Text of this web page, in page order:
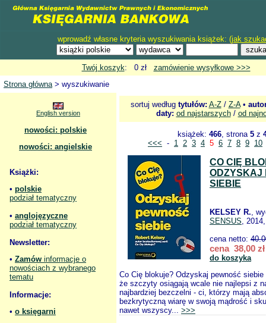
wprowadź własne kryteria wyszukiwania książek: (jak
Twój koszyk: 0 zł zamówienie wysyłkowe >>>
Strona główna> wyszukiwanie
English version
nowości: polskie
nowości: angielskie
Książki:
• polskie
podział tematyczny
• anglojęzyczne
podział tematyczny
Newsletter:
• Zamów informacje o
nowościach z wybranego
tematu
Informacje:
• o księgarni
sortuj według tytułów: A-Z/ Z-A•
daty: od najstarszych/ od
książek: 466, strona 5 z
<<< - 1 2 3 4 5 6 7 8 9 10
CO CIĘ
ODZYSKAJ
SIEBIE
KELSEY R.,
SENSUS,
cena netto:
cena 38,00 zł
do koszyka
Co Cię blokuje? Odzyskaj pewność
że szczyty osiągają wcale nie najlepsi z
najbardziej bezczelni - ci, którzy mają
bezkrytyczną wiarę w swoją mądrość i
nawet wszyscy... >>>